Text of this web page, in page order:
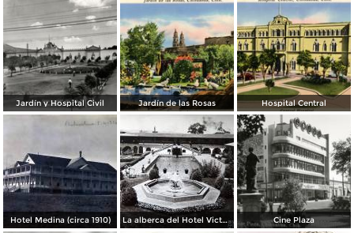
Jardín y Hospital Civil Jardín de las Rosas Hospital Central
Hotel Medina (circa 1910) La alberca del Hotel Victoria. Cine Plaza